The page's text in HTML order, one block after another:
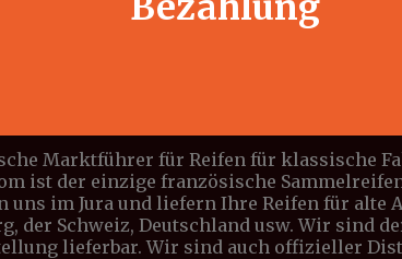
Marktführer für Reifen für klassische
ist der einzige französische
im Jura und liefern Ihre Reifen für alte
der Schweiz, Deutschland usw. Wir sind
lieferbar. Wir sind auch offizieller